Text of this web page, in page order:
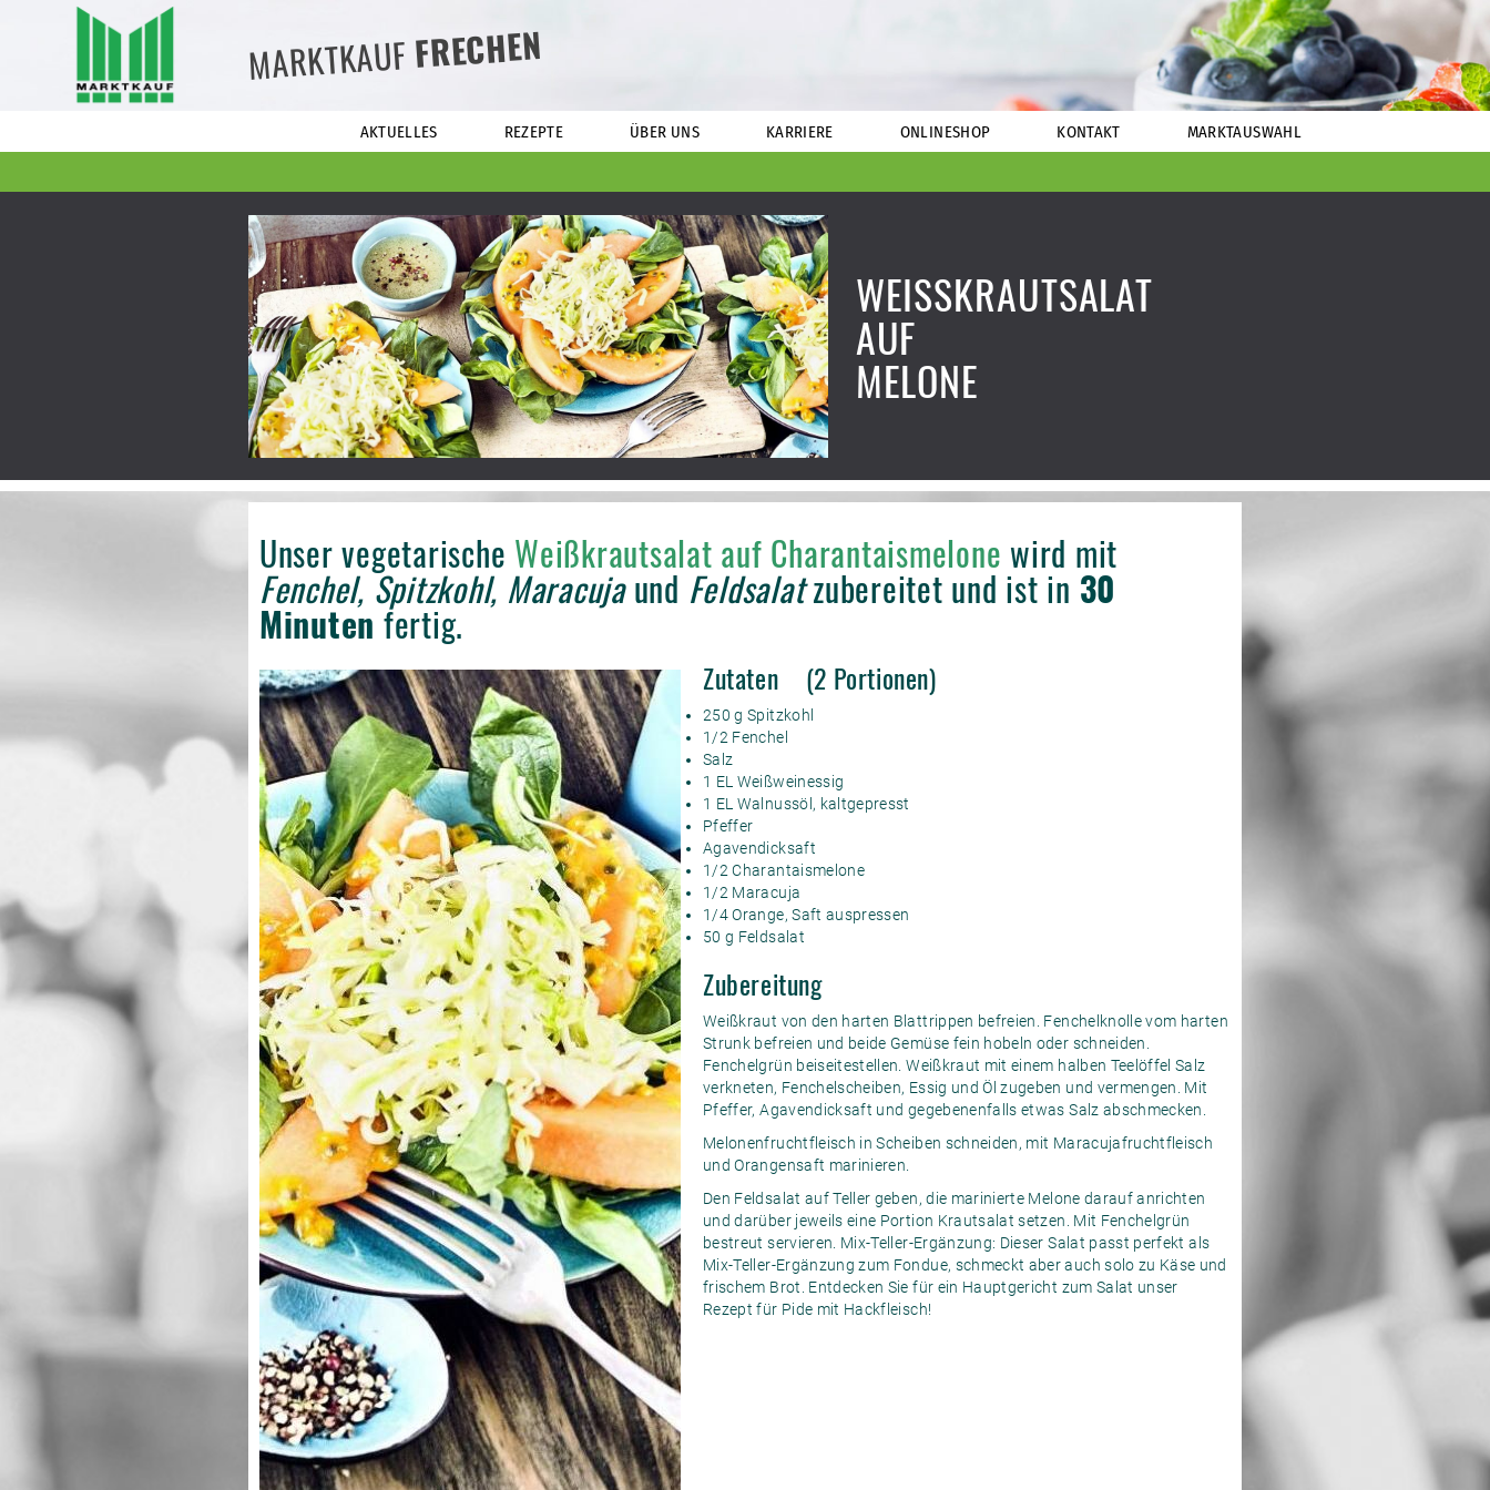
MARKTKAUFFRECHEN
AKTUELLES REZEPTE ÜBER UNS KARRIERE ONLINESHOP KONTAKT MARKTAUSWAHL
WEISSKRAUTSALAT A
UF
MELONE
Unser vegetarische Weißkrautsalat auf Charantaismelone wird mit
Fenchel, Spitzkohl, Maracujaund Feldsalatzubereitet und ist in 30
Minuten fertig.
Zutaten (2 Portionen)
250 g Spitzkohl
1/2 Fenchel
Salz
1 EL Weißweinessig
1 EL Walnussöl, kaltgepresst
Pfeffer
Agavendicksaft
1/2 Charantaismelone
1/2 Maracuja
1/4 Orange, Saft auspressen
50 g Feldsalat
Zubereitung
Weißkraut von den harten Blattrippen befreien. Fenchelknolle vom harten
Strunk befreien und beide Gemüse fein hobeln oder schneiden.
Fenchelgrün beiseitestellen. Weißkraut mit einem halben Teelöffel Salz
verkneten, Fenchelscheiben, Essig und Öl zugeben und vermengen. Mit
Pfeffer, Agavendicksaft und gegebenenfalls etwas Salz abschmecken.
Melonenfruchtfleisch in Scheiben schneiden, mit Maracujafruchtfleisch
und Orangensaft marinieren.
Den Feldsalat auf Teller geben, die marinierte Melone darauf anrichten
und darüber jeweils eine Portion Krautsalat setzen. Mit Fenchelgrün
bestreut servieren. Mix-Teller-Ergänzung: Dieser Salat passt perfekt als
Mix-Teller-Ergänzung zum Fondue, schmeckt aber auch solo zu Käse und
frischem Brot. Entdecken Sie für ein Hauptgericht zum Salat unser
Rezept für Pide mit Hackfleisch!